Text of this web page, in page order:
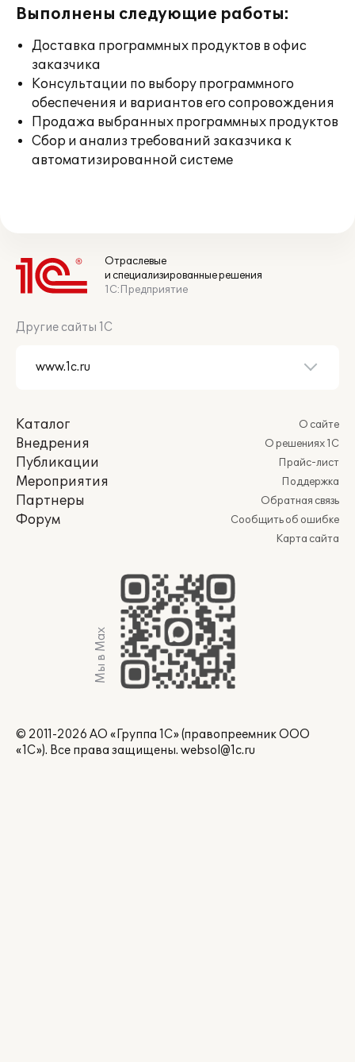
Выполнены следующие работы:
Доставка программных продуктов в офис
заказчика
Консультации по выбору программного
обеспечения и вариантов его сопровождения
Продажа выбранных программных продуктов
Сбор и анализ требований заказчика к
автоматизированной системе
Отраслевые
и специализированные решения
1С:Предприятие
Другие сайты 1С
Каталог
Внедрения
Публикации
Мероприятия
Партнеры
Форум
О сайте
О решениях 1С
Прайс-лист
Поддержка
Обратная связь
Сообщить об ошибке
Карта сайта
Мы в Max
© 2011-2026 АО «Группа 1С» (правопреемник ООО
«1С»). Все права защищены. websol@1c.ru